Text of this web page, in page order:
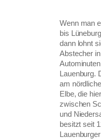
Wenn man
bis
dann lohnt
Abstecher
Lauenburg.
am
Elbe, die
zwischen
und
besitzt seit